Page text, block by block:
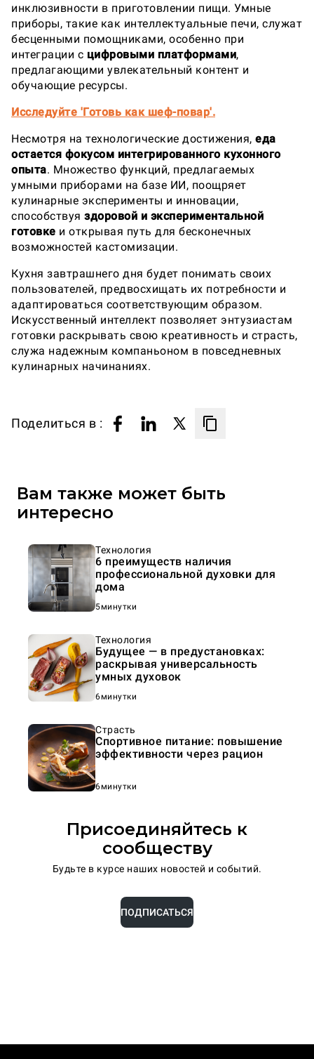
инклюзивности в приготовлении пищи. Умные
приборы, такие как интеллектуальные печи, служат
бесценными помощниками, особенно при
интеграции с цифровыми платформами,
предлагающими увлекательный контент и
обучающие ресурсы.
Исследуйте 'Готовь как шеф-повар'.
Несмотря на технологические достижения, еда
остается фокусом интегрированного кухонного
опыта. Множество функций, предлагаемых
умными приборами на базе ИИ, поощряет
кулинарные эксперименты и инновации,
способствуя здоровой и экспериментальной
готовке и открывая путь для бесконечных
возможностей кастомизации.
Кухня завтрашнего дня будет понимать своих
пользователей, предвосхищать их потребности и
адаптироваться соответствующим образом.
Искусственный интеллект позволяет энтузиастам
готовки раскрывать свою креативность и страсть,
служа надежным компаньоном в повседневных
кулинарных начинаниях.
Поделиться в :
Вам также может быть
интересно
Технология
6 преимуществ наличия
профессиональной духовки для
дома
5минутки
Технология
Будущее — в предустановках:
раскрывая универсальность
умных духовок
6минутки
Страсть
Спортивное питание: повышение
эффективности через рацион
6минутки
Присоединяйтесь к
сообществу
Будьте в курсе наших новостей и событий.
ПОДПИСАТЬСЯ